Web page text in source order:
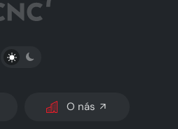
PŘEPNOUT SVĚTLÝ/TMAVÝ REŽIM
O nás